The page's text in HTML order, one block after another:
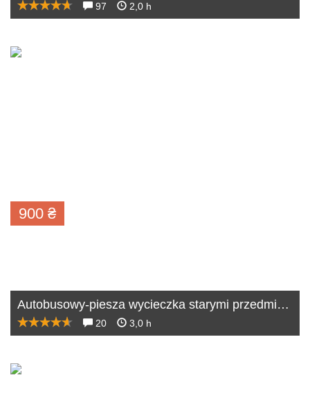
97 2,0 h
900 ₴
Autobusowy-piesza wycieczka starymi przedmieściami
20 3,0 h